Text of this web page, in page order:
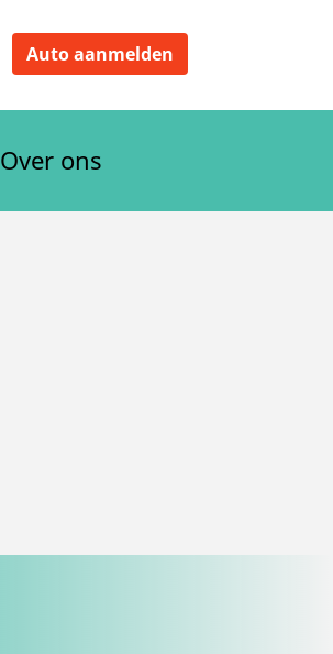
Auto aanmelden
Over ons